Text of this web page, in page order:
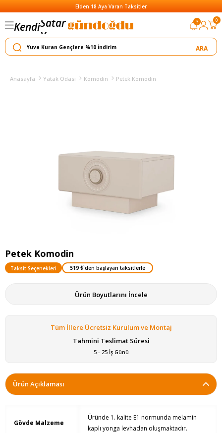
Elden 18 Aya Varan Taksitler
Kendi
Satar
Yapar
3 0
Anasayfa Yatak Odası Komodin Petek Komodin
Petek Komodin
Taksit Seçenekleri 519 ₺`den başlayan taksitlerle
Ürün Boyutlarını İncele
Tüm İllere Ücretsiz Kurulum ve Montaj
Tahmini Teslimat Süresi
5 - 25 İş Günü
Ürün Açıklaması
Gövde Malzeme
Üründe 1. kalite E1 normunda melamin
kaplı yonga levhadan oluşmaktadır.